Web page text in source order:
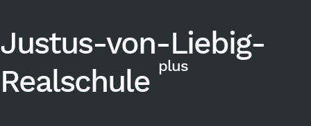
Justus-von-Liebig-
Realschule plus